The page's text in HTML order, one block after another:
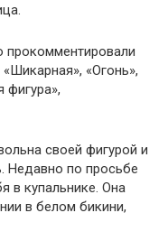
прокомментировали
«Огонь»,
фигура»,
своей фигурой и
Недавно по просьбе
в купальнике. Она
в белом бикини,